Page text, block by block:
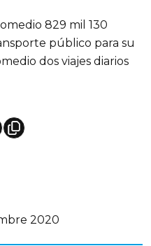
829 mil 130
público para su
dos viajes diarios
2020